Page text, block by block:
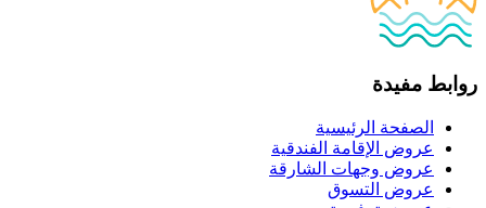
روابط مفيدة
الصفحة الرئيسية
عروض الإقامة الفندقية
عروض وجهات الشارقة
عروض التسوق